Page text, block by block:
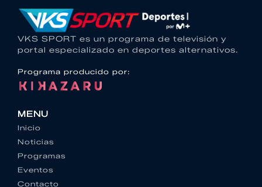
VKS SPORT es un programa de televisión y
portal especializado en deportes alternativos.
Programa producido por:
MENU
Inicio
Noticias
Programas
Eventos
Contacto